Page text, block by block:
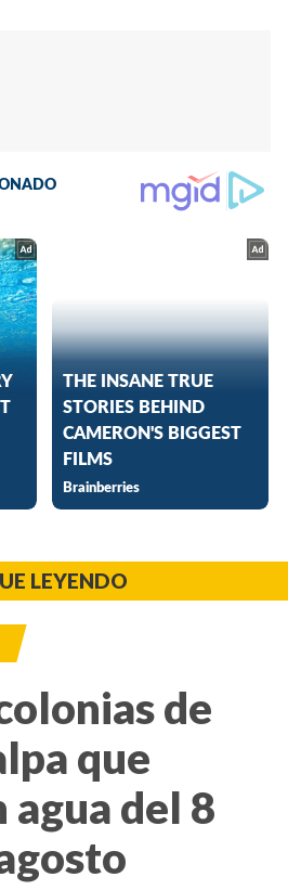
LEYENDO
de
que
del 8